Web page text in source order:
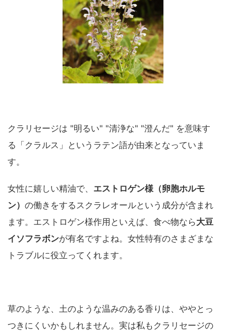
クラリセージは "明るい" "清浄な" "澄んだ" を意味す
る「クラルス」というラテン語が由来となっていま
す。
女性に嬉しい精油で、 エストロゲン様（卵胞ホルモ
ン） の働きをするスクラレオールという成分が含まれ
ます。エストロゲン様作用といえば、食べ物なら大豆
イソフラボンが有名ですよね。女性特有のさまざまな
トラブルに役立ってくれます。
草のような、土のような温みのある香りは、ややとっ
つきにくいかもしれません。実は私もクラリセージの